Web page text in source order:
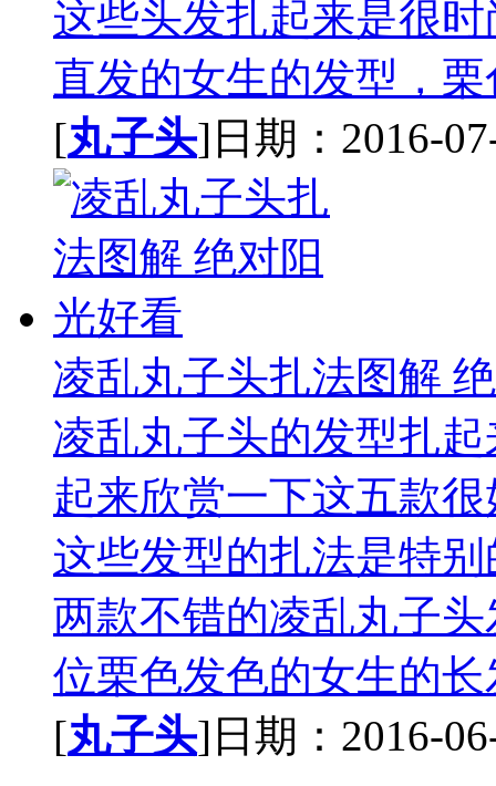
这些头发扎起来是很
直发的女生的发型，栗
[丸子头]日期：2016-
凌乱丸子头扎法图解
凌乱丸子头的发型扎
起来欣赏一下这五款
这些发型的扎法是特
两款不错的凌乱丸子
位栗色发色的女生的长
[丸子头]日期：2016-